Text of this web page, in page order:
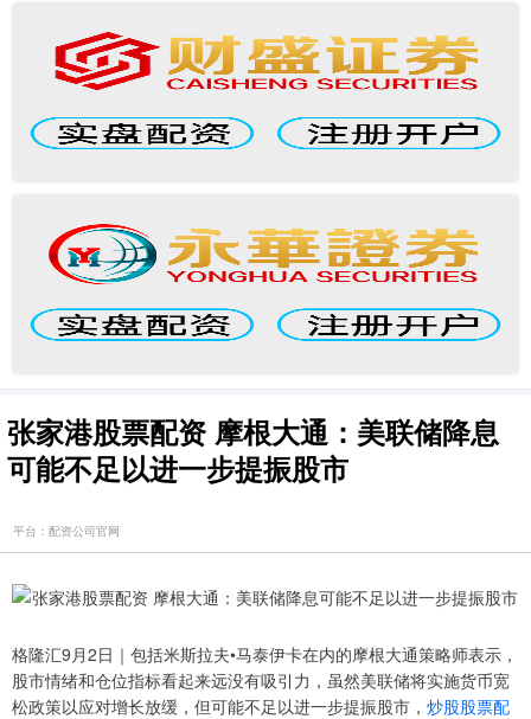
张家港股票配资 摩根大通：美联储降息
可能不足以进一步提振股市
平台：配资公司官网
格隆汇9月2日｜包括米斯拉夫•马泰伊卡在内的摩根大通策略师表示，
股市情绪和仓位指标看起来远没有吸引力，虽然美联储将实施货币宽
松政策以应对增长放缓，但可能不足以进一步提振股市， 炒股股票配